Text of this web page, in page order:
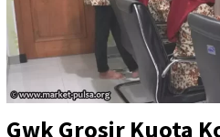
Gwk Grosir Kuota